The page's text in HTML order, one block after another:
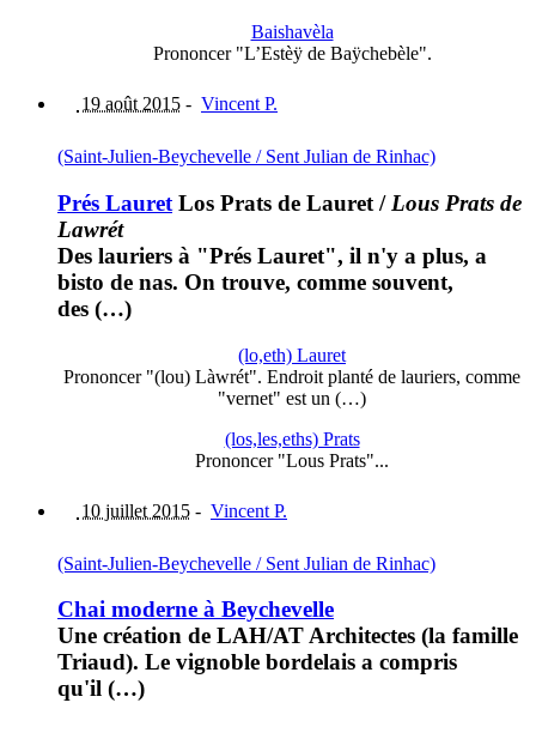
Baishavèla
Prononcer "L’Estèÿ de Baÿchebèle".
19 août 2015 - Vincent P.
(Saint-Julien-Beychevelle / Sent Julian de Rinhac)
Prés Lauret Los Prats de Lauret / Lous Prats de
Lawrét
Des lauriers à "Prés Lauret", il n'y a plus, a
bisto de nas. On trouve, comme souvent,
des (…)
(lo,eth) Lauret
Prononcer "(lou) Làwrét". Endroit planté de lauriers, comme
"vernet" est un (…)
(los,les,eths) Prats
Prononcer "Lous Prats"...
10 juillet 2015 - Vincent P.
(Saint-Julien-Beychevelle / Sent Julian de Rinhac)
Chai moderne à Beychevelle
Une création de LAH/AT Architectes (la famille
Triaud). Le vignoble bordelais a compris
qu'il (…)